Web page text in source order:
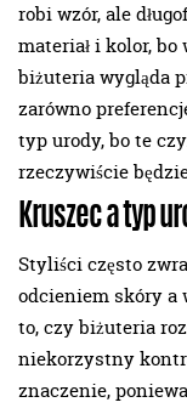
robi wzór, ale
materiał i kolor, bo
biżuteria wygląda
zarówno
typ urody, bo te
rzeczywiście
Kruszec a typ
Styliści często
odcieniem skóry a
to, czy biżuteria
niekorzystny
znaczenie,